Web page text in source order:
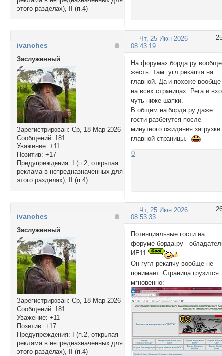
этого разделах), II (п.4)
25
Чт, 25 Июн 2026
08:43:19
ivanches
Заслуженный
Зарегистрирован: Ср, 18 Мар 2026
Сообщений: 181
Уважение: +11
Позитив: +17
Предупреждения: I (п.2, открытая
реклама в непредназначенных для
этого разделах), II (п.4)
На форумах борда.ру вообще
жесть. Там гугл рекапча на
главной. Да и похоже вообще
на всех страницах. Рега и
чуть ниже шапки.
В общем на борда.ру даже
гости разбегутся после
минутного ожидания загрузки
главной страницы.
0
26
Чт, 25 Июн 2026
08:53:33
ivanches
Заслуженный
Зарегистрирован: Ср, 18 Мар 2026
Сообщений: 181
Уважение: +11
Позитив: +17
Предупреждения: I (п.2, открытая
реклама в непредназначенных для
этого разделах), II (п.4)
Потенциальные гости на
форуме борда.ру -
ИЕ11
Он гугл рекапчу вообще не
понимает. Страница грузится
мгновенно: